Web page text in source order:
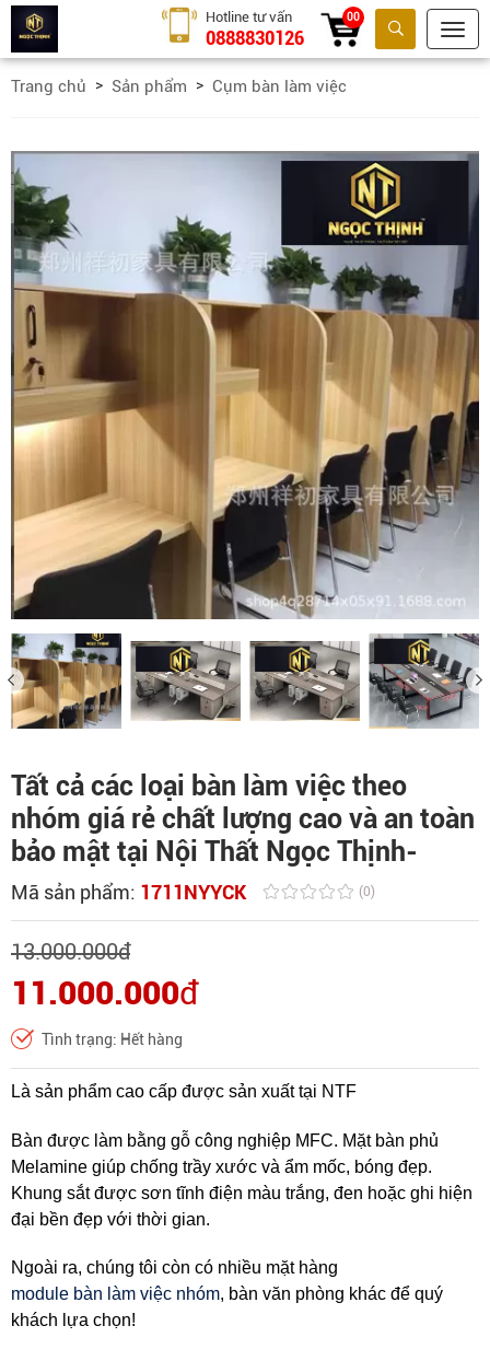
Tìm kiếm
Hotline tư vấn
0888830126
00
Trang chủ Sản phẩm Cụm bàn làm việc
Tất cả các loại bàn làm việc theo
nhóm giá rẻ chất lượng cao và an toàn
bảo mật tại Nội Thất Ngọc Thịnh-
Mã sản phẩm: 1711NYYCK (0)
13.000.000đ
11.000.000đ
Tình trạng: Hết hàng
Là sản phẩm cao cấp được sản xuất tại NTF
Bàn được làm bằng gỗ công nghiệp MFC. Mặt bàn phủ
Melamine giúp chống trầy xước và ẩm mốc, bóng đẹp.
Khung sắt được sơn tĩnh điện màu trắng, đen hoặc ghi hiện
đại bền đẹp với thời gian.
Ngoài ra, chúng tôi còn có nhiều mặt hàng
module bàn làm việc nhóm, bàn văn phòng khác để quý
khách lựa chọn!